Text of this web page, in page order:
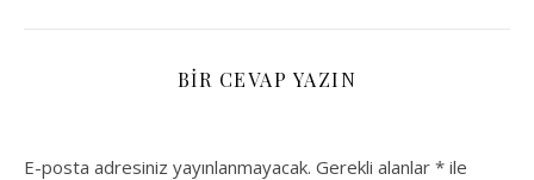
BIR CEVAP YAZIN
E-posta adresiniz yayınlanmayacak. Gerekli alanlar * ile